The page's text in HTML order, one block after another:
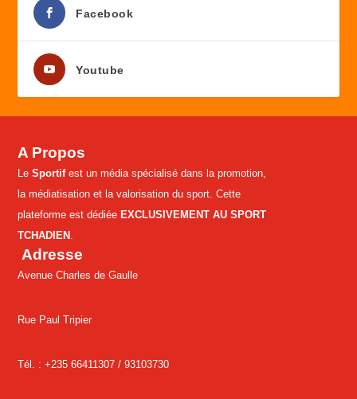
Facebook
Youtube
A Propos
LeSportifest un média spécialisé dans la promotion,
la médiatisation et la valorisation du sport. Cette
plateforme est dédiéeEXCLUSIVEMENT AU SPORT
TCHADIEN
Adresse
Avenue Charles de Gaulle
Rue Paul Tripier
Tél. : +235 66411307 /93103730